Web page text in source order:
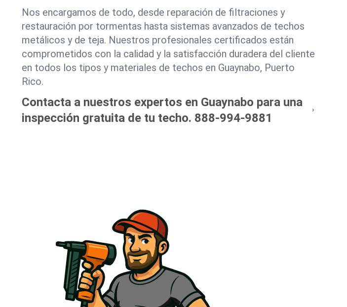
Nos encargamos de todo, desde reparación de filtraciones y
restauración por tormentas hasta sistemas avanzados de techos
metálicos y de teja. Nuestros profesionales certificados están
comprometidos con la calidad y la satisfacción duradera del cliente
en todos los tipos y materiales de techos en Guaynabo, Puerto
Rico.
Contacta a nuestros expertos en Guaynabo para una
inspección gratuita de tu techo. 888-994-9881